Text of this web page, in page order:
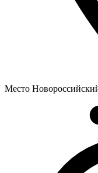
Место